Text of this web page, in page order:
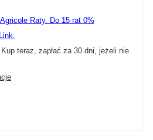
Raty.
Kup teraz, zapłać za 30 dni, jeżeli nie